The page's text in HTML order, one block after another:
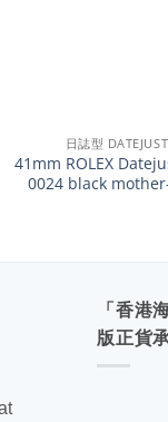
日誌型
41mm ROLEX
0024 black
「香港
版正貨